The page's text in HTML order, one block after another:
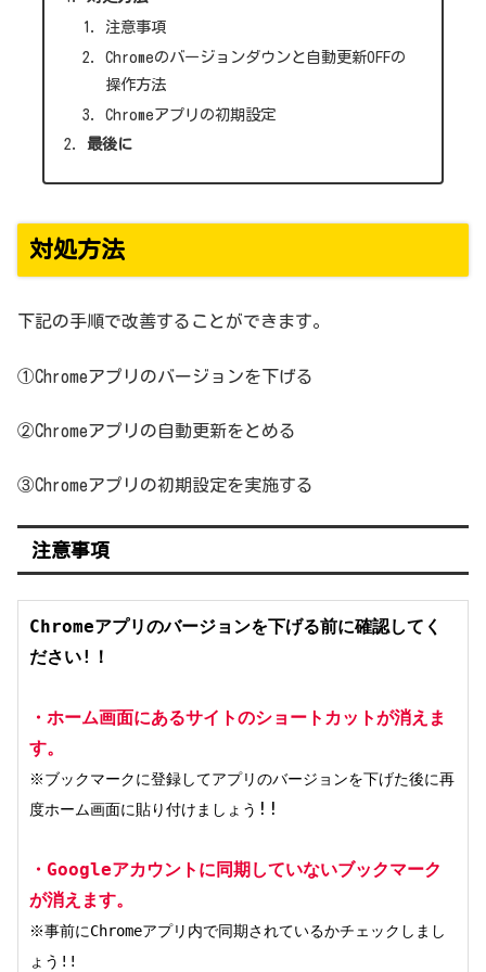
注意事項
Chromeのバージョンダウンと自動更新OFFの
操作方法
Chromeアプリの初期設定
最後に
対処方法
下記の手順で改善することができます。
①Chromeアプリのバージョンを下げる
②Chromeアプリの自動更新をとめる
③Chromeアプリの初期設定を実施する
注意事項
Chromeアプリのバージョンを下げる前に確認してく
ださい!！
・ホーム画面にあるサイトのショートカットが消えま
す。
※ブックマークに登録してアプリのバージョンを下げた後に再
度ホーム画面に貼り付けましょう !!
・Googleアカウントに同期していないブックマーク
が消えます。
※事前にChromeアプリ内で同期されているかチェックしまし
ょう!!